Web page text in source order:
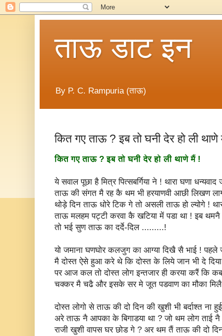
ताऊ डाट इन
By P. C. Rampuria (ताऊ)
कित गए ताऊ ? इब तो घनी देर हो ली थाणे
कित गए ताऊ ? इब तो घनी देर हो ली थाणे मैं !
ये सवाल पूछा है मित्र पित्सबर्गिया ने ! थारा घणा
ताऊ की संगत मै रह कै थम भी हरयाणवी आछी लिखण
थोड़े दिन ताऊ धोरे टिक गे तो असली ताऊ हो ल्योगे !
ताऊ मलहम पट्टी करवा कै खटिया में पडा था ! इब थमनै
तो भई सुण ताऊ का दर्दे-दिल .........!
यो जमाना घणघोर कलजुग का आग्या दिखै सै भाई ! पहले
मै दोस्त ऐसे हुआ करे थे कि दोस्त के लिये जान भी दे
पर आज कल तो दोस्त लोग इन्तजार ही करया करैं कि
चक्कर मै चढै और इसके सर मे जूत पडवाण का मौका
दोस्त लोगो से ताऊ की दो दिन की खुशी भी बर्दाश्त ना
अरे ताऊ नै आपका के बिगाडया था ? जो थम लोग ताई नै
राजी खुशी वापस घर छोड गे ? अर थम तैं ताऊ की दो